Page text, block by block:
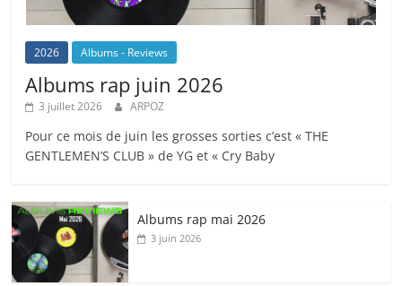
2026 Albums - Reviews
Albums rap juin 2026
3 juillet 2026 ARPOZ
Pour ce mois de juin les grosses sorties c’est « THE
GENTLEMEN’S CLUB » de YG et « Cry Baby
Albums rap mai 2026
3 juin 2026